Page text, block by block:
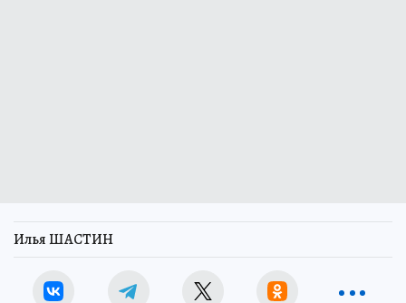
Илья ШАСТИН